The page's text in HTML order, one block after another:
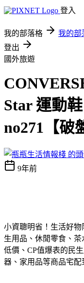
登入
我的部落格 我的部
登出
國外旅遊
Star 運動
no271【破
9年前
小資聰明省！生活好
生用品、休閒零食、
低價、CP值爆表的民
器、家用品等商品宅配